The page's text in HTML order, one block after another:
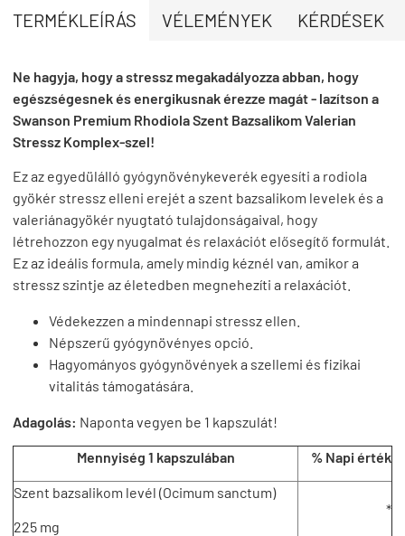
TERMÉKLEÍRÁS VÉLEMÉNYEK KÉRDÉSEK
Ne hagyja, hogy a stressz megakadályozza abban, hogy
egészségesnek és energikusnak érezze magát - lazítson a
Swanson Premium Rhodiola Szent Bazsalikom Valerian
Stressz Komplex-szel!
Ez az egyedülálló gyógynövénykeverék egyesíti a rodiola
gyökér stressz elleni erejét a szent bazsalikom levelek és a
valeriánagyökér nyugtató tulajdonságaival, hogy
létrehozzon egy nyugalmat és relaxációt elősegítő formulát.
Ez az ideális formula, amely mindig kéznél van, amikor a
stressz szintje az életedben megnehezíti a relaxációt.
Védekezzen a mindennapi stressz ellen.
Népszerű gyógynövényes opció.
Hagyományos gyógynövények a szellemi és fizikai
vitalitás támogatására.
Adagolás: Naponta vegyen be 1 kapszulát!
Mennyiség 1 kapszulában % Napi érték
Szent bazsalikom levél (Ocimum sanctum)
225 mg
*